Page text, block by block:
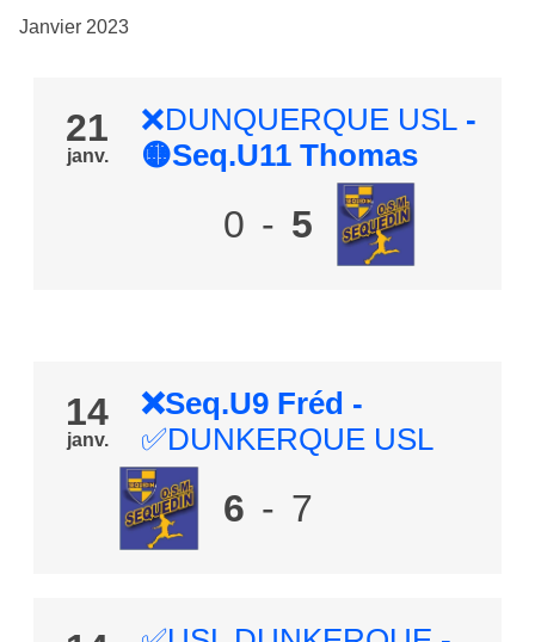
Janvier 2023
21
janv.
❌DUNQUERQUE USL
-
🟡Seq.U11 Thomas
0 - 5
14
janv.
❌Seq.U9 Fréd -
✅DUNKERQUE USL
6 - 7